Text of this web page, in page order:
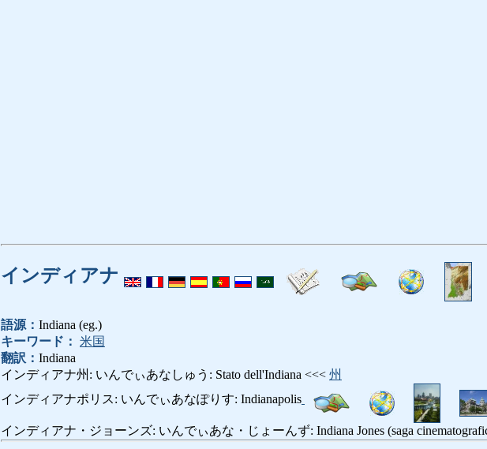
インディアナ
語源： Indiana (eg.)
キーワード： 米国
翻訳： Indiana
インディアナ州: いんでぃあなしゅう: Stato dell'Indiana <<< 州
インディアナポリス: いんでぃあなぽりす: Indianapolis
インディアナ・ジョーンズ: いんでぃあな・じょーんず: Indiana Jones (saga